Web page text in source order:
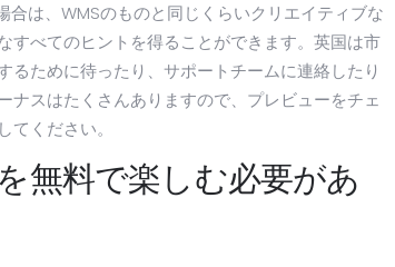
は、WMSのものと同じくらいクリエイティブな
すべてのヒントを得ることができます。英国は市
ために待ったり、サポートチームに連絡したり
スはたくさんありますので、プレビューをチェ
ください。
無料で楽しむ必要があ